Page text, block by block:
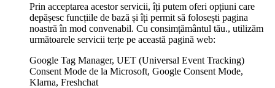
Prin acceptarea acestor servicii, îți putem oferi opțiuni care
depășesc funcțiile de bază și îți permit să folosești pagina
noastră în mod convenabil. Cu consimțământul tău., utilizăm
următoarele servicii terțe pe această pagină web:
Google Tag Manager, UET (Universal Event Tracking)
Consent Mode de la Microsoft, Google Consent Mode,
Klarna, Freshchat